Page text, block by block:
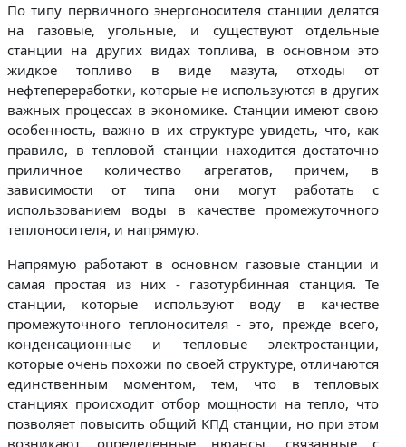
По типу первичного энергоносителя станции делятся
на газовые, угольные, и существуют отдельные
станции на других видах топлива, в основном это
жидкое топливо в виде мазута, отходы от
нефтепереработки, которые не используются в других
важных процессах в экономике. Станции имеют свою
особенность, важно в их структуре увидеть, что, как
правило, в тепловой станции находится достаточно
приличное количество агрегатов, причем, в
зависимости от типа они могут работать с
использованием воды в качестве промежуточного
теплоносителя, и напрямую.
Напрямую работают в основном газовые станции и
самая простая из них - газотурбинная станция. Те
станции, которые используют воду в качестве
промежуточного теплоносителя - это, прежде всего,
конденсационные и тепловые электростанции,
которые очень похожи по своей структуре, отличаются
единственным моментом, тем, что в тепловых
станциях происходит отбор мощности на тепло, что
позволяет повысить общий КПД станции, но при этом